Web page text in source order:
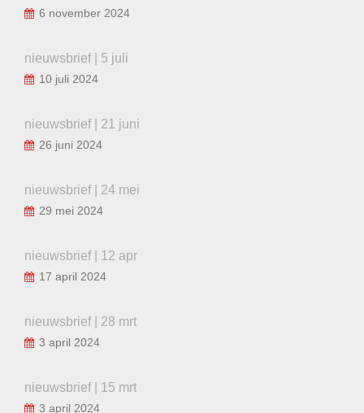
6 november 2024
nieuwsbrief | 5 juli
10 juli 2024
nieuwsbrief | 21 juni
26 juni 2024
nieuwsbrief | 24 mei
29 mei 2024
nieuwsbrief | 12 apr
17 april 2024
nieuwsbrief | 28 mrt
3 april 2024
nieuwsbrief | 15 mrt
3 april 2024